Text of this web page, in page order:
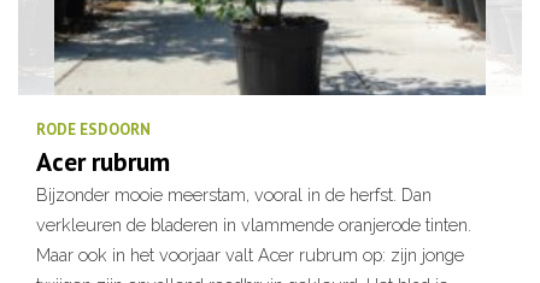
RODE ESDOORN
Acer rubrum
Bijzonder mooie meerstam, vooral in de herfst. Dan
verkleuren de bladeren in vlammende oranjerode tinten.
Maar ook in het voorjaar valt Acer rubrum op: zijn jonge